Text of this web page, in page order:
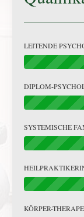
LEITENDE
DIPLOM-
SYSTEMISCHE
KÖRPER-